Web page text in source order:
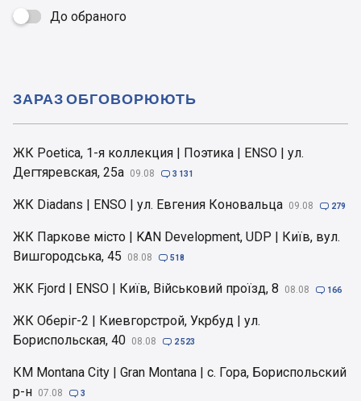
 До обраного
ЖК Poetica, 1-я коллекция | Поэтика | ENSO | ул.
Дегтяревская, 25а 09.08  3 131
ЖК Diadans | ENSO | ул. Евгения Коновальца 09.08  279
ЖК Паркове місто | KAN Development, UDP | Київ, вул.
Вишгородська, 45
08.08  518
ЖК Fjord | ENSO | Київ, Військовий проїзд, 8 08.08  166
ЖК Оберіг-2 | Киевгорстрой, Укрбуд | ул.
Бориспольская, 40 08.08  2 523
КМ Montana City | Gran Montana | с. Гора, Бориспольский
р-н 07.08  3
ЗАРАЗ ОБГОВОРЮЮТЬ